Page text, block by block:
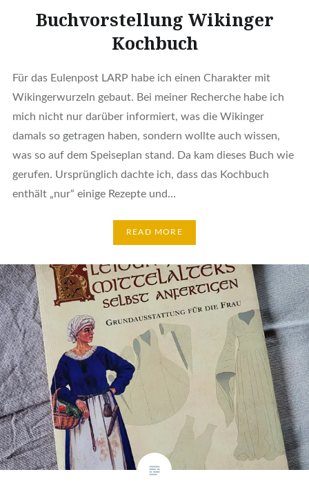
Buchvorstellung Wikinger
Kochbuch
Für das Eulenpost LARP habe ich einen Charakter mit
Wikingerwurzeln gebaut. Bei meiner Recherche habe ich
mich nicht nur darüber informiert, was die Wikinger
damals so getragen haben, sondern wollte auch wissen,
was so auf dem Speiseplan stand. Da kam dieses Buch wie
gerufen. Ursprünglich dachte ich, dass das Kochbuch
enthält „nur“ einige Rezepte und…
READ MORE